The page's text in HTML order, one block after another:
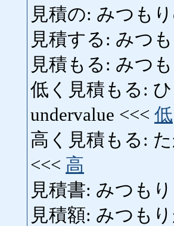
見積の: みつも
見積する: みつも
見積もる: みつ
低く見積もる:
undervalue <<< 低
高く見積もる:
<<< 高
見積書: みつも
見積額: みつも